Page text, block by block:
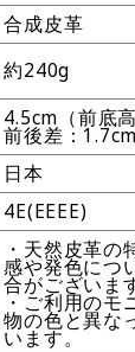
合成皮革
約240g
4.5cm（前底
前後差：1.7cm
日本
4E(EEEE)
・天然皮革の
感や発色につ
合がございま
・ご利用のモ
物の色と異な
います。